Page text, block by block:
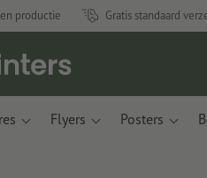
productie Gratis standaard
Flyers Posters